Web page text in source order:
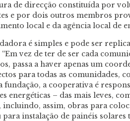
de direcção constituída por
e por dois outros membros
local e da agência local de
é simples e pode ser
“Em vez de ter de ser cada
passa a haver apenas um
para todas as comunidades,
fundação, a cooperativa é
energéticas – das mais leves,
assim, obras para
instalação de painéis